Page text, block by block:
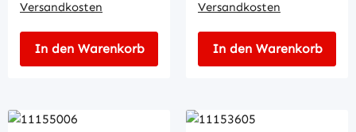
Versandkosten
In den Warenkorb
Versandkosten
In den Warenkorb